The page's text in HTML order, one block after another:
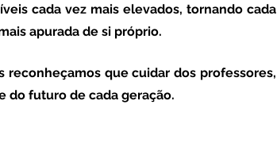
cada vez mais elevados, tornando cada
apurada de si próprio.
do futuro de cada geração.